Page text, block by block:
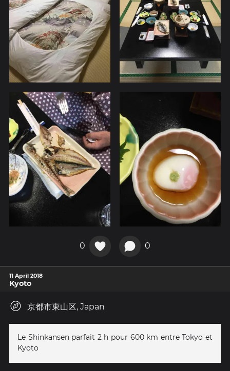
0 0
11 April 2018
Kyoto
京都市東山区, Japan
Le Shinkansen parfait 2 h pour 600 km entre Tokyo et
Kyoto